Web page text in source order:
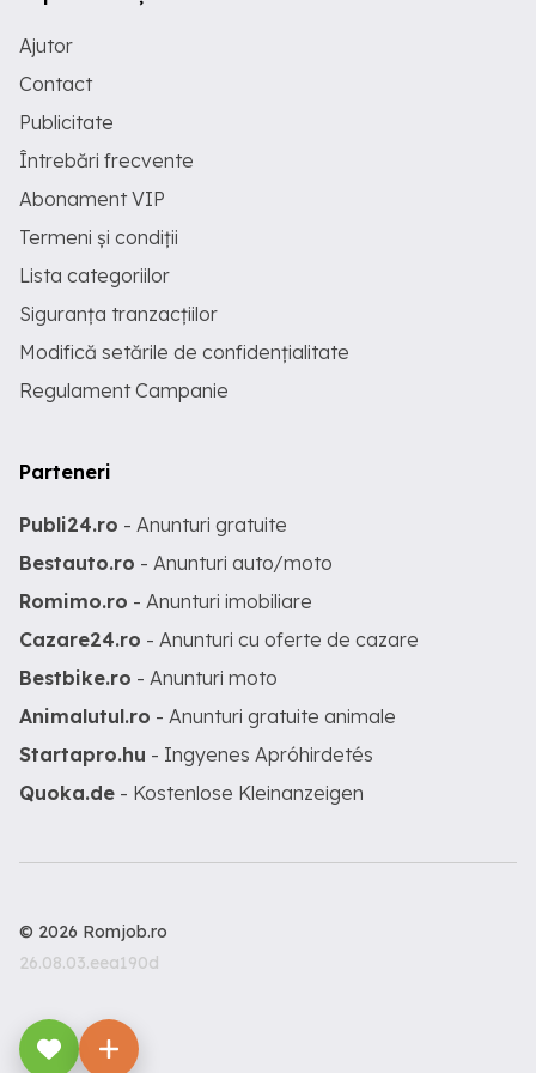
Ajutor
Contact
Publicitate
Întrebări frecvente
Abonament VIP
Termeni și condiții
Lista categoriilor
Siguranța tranzacțiilor
Modifică setările de confidențialitate
Regulament Campanie
Parteneri
Publi24.ro - Anunturi gratuite
Bestauto.ro - Anunturi auto/moto
Romimo.ro - Anunturi imobiliare
Cazare24.ro - Anunturi cu oferte de cazare
Bestbike.ro - Anunturi moto
Animalutul.ro - Anunturi gratuite animale
Startapro.hu - Ingyenes Apróhirdetés
Quoka.de - Kostenlose Kleinanzeigen
© 2026 Romjob.ro
26.08.03.eea190d